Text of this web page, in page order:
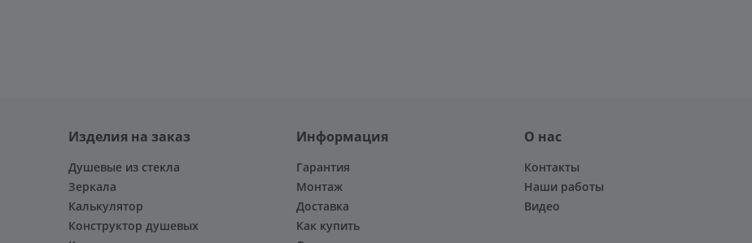
Изделия на заказ
Душевые из стекла
Зеркала
Калькулятор
Конструктор душевых
Информация
Гарантия
Монтаж
Доставка
Как купить
О нас
Контакты
Наши работы
Видео